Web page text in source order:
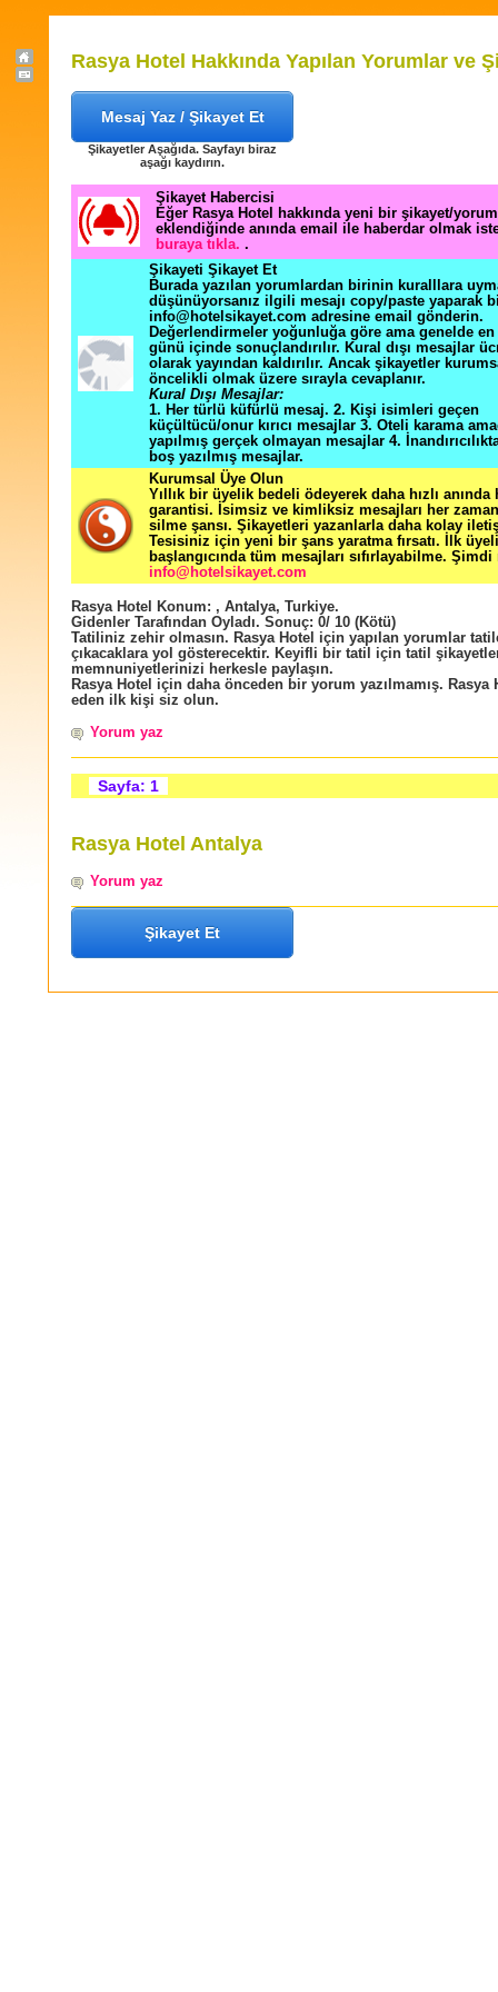
Rasya Hotel Hakkında Yapılan Yorumlar ve
Mesaj Yaz / Şikayet Et
Şikayetler Aşağıda. Sayfayı biraz
aşağı kaydırın.
Şikayet Habercisi
Eğer Rasya Hotel hakkında yeni bir şikayet/yorum
eklendiğinde anında email ile haberdar olmak
buraya tıkla. .
Şikayeti Şikayet Et
Burada yazılan yorumlardan birinin kuralllara
düşünüyorsanız ilgili mesajı copy/paste yaparak
info@hotelsikayet.com adresine email gönderin.
Değerlendirmeler yoğunluğa göre ama genelde
günü içinde sonuçlandırılır. Kural dışı mesajlar
olarak yayından kaldırılır. Ancak şikayetler
öncelikli olmak üzere sırayla cevaplanır.
Kural Dışı Mesajlar:
1. Her türlü küfürlü mesaj. 2. Kişi isimleri geçen
küçültücü/onur kırıcı mesajlar 3. Oteli karama
yapılmış gerçek olmayan mesajlar 4.
boş yazılmış mesajlar.
Kurumsal Üye Olun
Yıllık bir üyelik bedeli ödeyerek daha hızlı
garantisi. İsimsiz ve kimliksiz mesajları her zaman
silme şansı. Şikayetleri yazanlarla daha kolay
Tesisiniz için yeni bir şans yaratma fırsatı. İlk
başlangıcında tüm mesajları sıfırlayabilme. Şimdi
info@hotelsikayet.com
Rasya Hotel Konum: , Antalya, Turkiye.
Gidenler Tarafından Oyladı. Sonuç: 0/ 10 (Kötü)
Tatiliniz zehir olmasın. Rasya Hotel için yapılan yorumlar
çıkacaklara yol gösterecektir. Keyifli bir tatil için tatil
memnuniyetlerinizi herkesle paylaşın.
Rasya Hotel için daha önceden bir yorum yazılmamış. Rasya
eden ilk kişi siz olun.
Yorum yaz
Sayfa: 1
Rasya Hotel Antalya
Yorum yaz
Şikayet Et